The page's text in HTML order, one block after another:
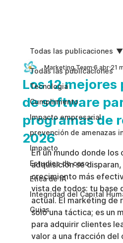
Todas las publicaciones
Tecnologia
Cumplimiento
Impacto empresarial
prevención de amenazas
Impacto
Estudios de caso
Etica de IA
Integridad del Capital
Guias
Todas las publicaciones
Los 12
de software
programas de
2026
Marketing Team 6 abr 21
En un mundo donde los
adquisición se
crecimiento más
vista de todos: tu base
actual. El marketing de
solo una táctica; es un
para adquirir clientes
valor a una fracción del